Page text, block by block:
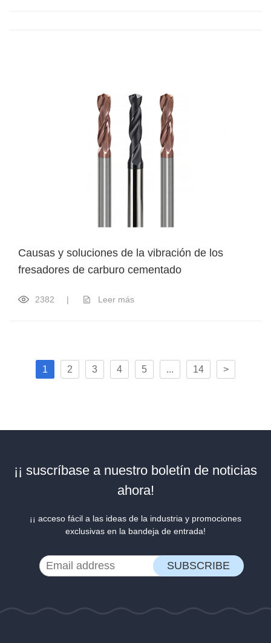
Causas y soluciones de la vibración de los
fresadores de carburo cementado
2382 | Leer más
1 2 3 4 5 ... 14 >
¡¡ suscríbase a nuestro boletín de noticias
ahora!
¡¡ acceso fácil a las ideas de la industria y promociones
exclusivas en la bandeja de entrada!